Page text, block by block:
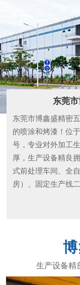
东莞
东莞市博鑫盛精密
的喷涂和烤漆！位
号，专业对外加工
厚，生产设备精良
式前处理车间、全
房）、固定生产线